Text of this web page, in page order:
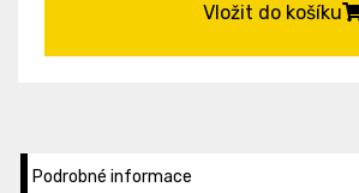
Vložit do košíku
Podrobné informace